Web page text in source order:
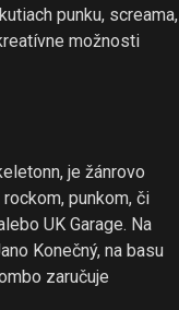
punku, screama,
možnosti
je žánrovo
punkom, či
UK Garage. Na
Konečný, na basu
zaručuje